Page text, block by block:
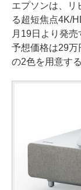
エプソンは、リ
る超短焦点4K/
月19日より発
予想価格は29万
の2色を用意する